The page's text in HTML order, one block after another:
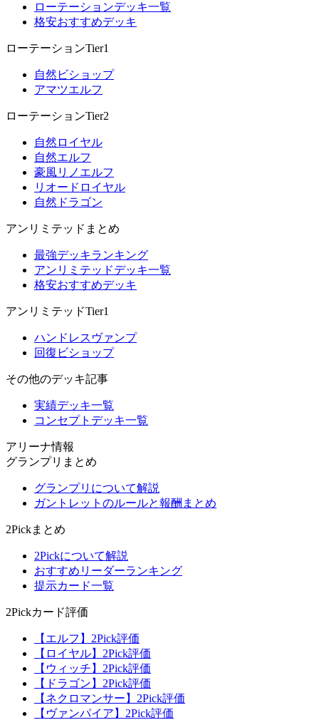
ローテーションデッキ一覧
格安おすすめデッキ
ローテーションTier1
自然ビショップ
アマツエルフ
ローテーションTier2
自然ロイヤル
自然エルフ
豪風リノエルフ
リオードロイヤル
自然ドラゴン
アンリミテッドまとめ
最強デッキランキング
アンリミテッドデッキ一覧
格安おすすめデッキ
アンリミテッドTier1
ハンドレスヴァンプ
回復ビショップ
その他のデッキ記事
実績デッキ一覧
コンセプトデッキ一覧
アリーナ情報
グランプリまとめ
グランプリについて解説
ガントレットのルールと報酬まとめ
2Pickまとめ
2Pickについて解説
おすすめリーダーランキング
提示カード一覧
2Pickカード評価
【エルフ】2Pick評価
【ロイヤル】2Pick評価
【ウィッチ】2Pick評価
【ドラゴン】2Pick評価
【ネクロマンサー】2Pick評価
【ヴァンパイア】2Pick評価